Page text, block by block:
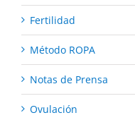
Fertilidad
Método ROPA
Notas de Prensa
Ovulación